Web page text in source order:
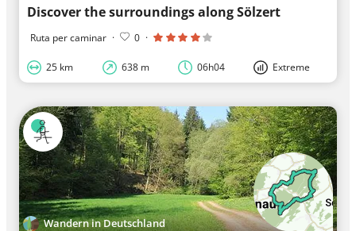
Discover the surroundings along Sölzert
Ruta per caminar · 0 ·
25 km 638 m 06h04 Extreme
Wandern in Deutschland